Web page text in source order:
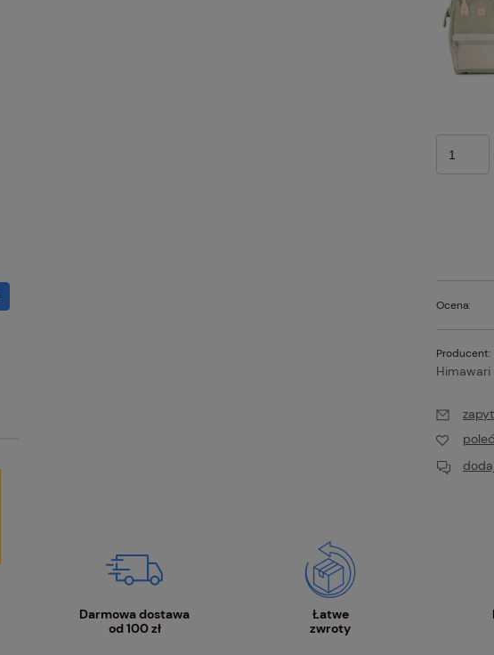
Ocena:
Producent:
Himawari
Darmowa dostawa
od 100 zł
Łatwe
zwroty